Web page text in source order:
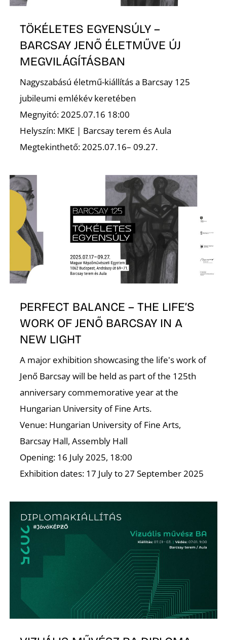
TÖKÉLETES EGYENSÚLY –
BARCSAY JENŐ ÉLETMŰVE ÚJ
MEGVILÁGÍTÁSBAN
Nagyszabású életmű-kiállítás a Barcsay 125
jubileumi emlékév keretében
Megnyitó: 2025.07.16 18:00
Helyszín: MKE | Barcsay terem és Aula
Megtekinthető: 2025.07.16– 09.27.
PERFECT BALANCE – THE LIFE’S
WORK OF JENŐ BARCSAY IN A
NEW LIGHT
A major exhibition showcasing the life's work of
Jenő Barcsay will be held as part of the 125th
anniversary commemorative year at the
Hungarian University of Fine Arts.
Venue: Hungarian University of Fine Arts,
Barcsay Hall, Assembly Hall
Opening: 16 July 2025, 18:00
Exhibition dates: 17 July to 27 September 2025